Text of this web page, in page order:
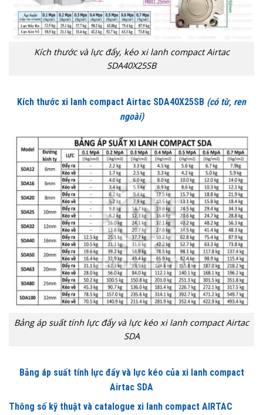
Kích thước và lực đẩy, kéo xi lanh compact Airtac
SDA40X25SB
Kích thước xi lanh compact Airtac SDA40X25SB (có từ, ren
ngoài)
Bảng áp suất tính lực đẩy và lực kéo xi lanh compact Airtac
SDA
Bảng áp suất tính lực đẩy và lực kéo của xi lanh compact
Airtac SDA
Thông số kỹ thuật và catalogue xi lanh compact AIRTAC